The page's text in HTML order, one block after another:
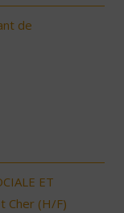
de
ET
Cher (H/F)